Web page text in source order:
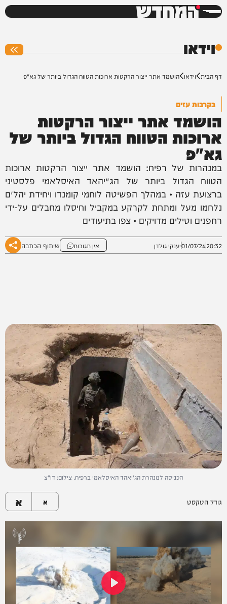
המחדש
וידאו
דף הבית וידאו הושמד אתר ייצור הרקטות ארוכות הטווח הגדול ביותר של גא"פ
בקרבות עזים
הושמד אתר ייצור הרקטות
ארוכות הטווח הגדול ביותר של
גא"פ
במנהרות של רפיח: הושמד אתר ייצור הרקטות ארוכות
הטווח הגדול ביותר של הג׳יהאד האיסלאמי פלסטיני
ברצועת עזה • במהלך הפשיטה לוחמי קומנדו ויחידת יהל״ם
נלחמו מעל ומתחת לקרקע במקביל וחיסלו מחבלים על-ידי
רחפנים וטילים מדויקים • צפו בתיעודים
20:32
01/07/24יענקי גולדן אין תגובות שיתוף הכתבה
הכניסה למנהרת הג'יאהד האיסלאמי ברפיח. צילום: דו"צ
גודל הטקסט א א